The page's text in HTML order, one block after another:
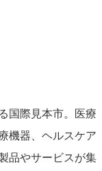
国際見本市。医療
機器、ヘルスケア
品やサービスが集